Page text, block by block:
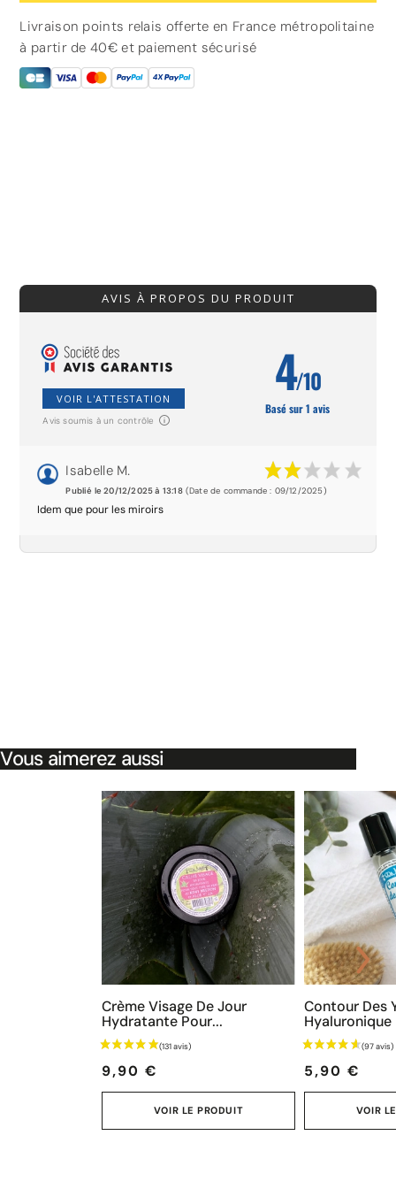
Livraison points relais offerte en France métropolitaine
à partir de 40€ et paiement sécurisé
AVIS À PROPOS DU PRODUIT
VOIR L'ATTESTATION
Avis soumis à un contrôle
4/10
Basé sur 1 avis
Isabelle M.
Publié le 20/12/2025 à 13:18(Date de commande : 09/12/2025)
Idem que pour les miroirs
Vous aimerez aussi
Crème Visage De Jour
Hydratante Pour...
Prix
9,90 €
VOIR LE PRODUIT
Contour Des
Hyaluronique
Prix
5,90 €
VOIR